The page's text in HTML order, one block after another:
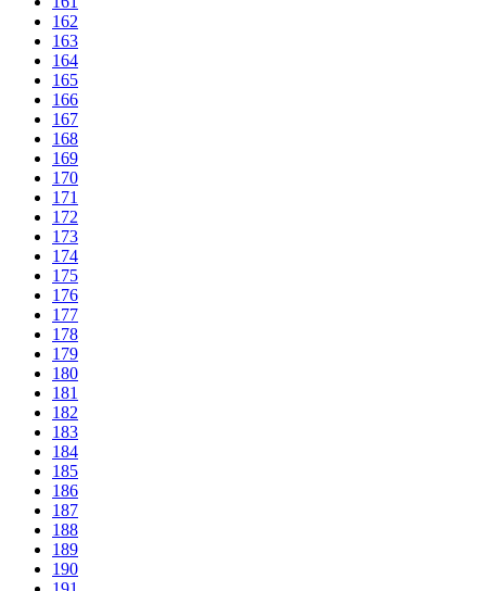
162
163
164
165
166
167
168
169
170
171
172
173
174
175
176
177
178
179
180
181
182
183
184
185
186
187
188
189
190